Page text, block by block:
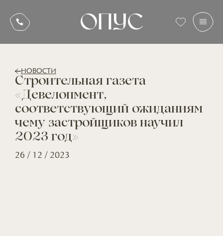
НОВОСТИ
Строительная газета
«Девелопмент,
соответствующий ожиданиям
чему застройщиков научил
2023 год»
26 / 12 / 2023